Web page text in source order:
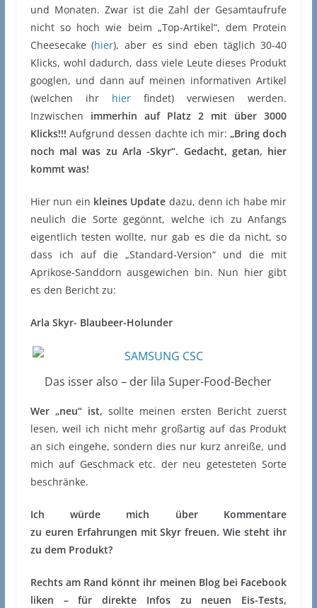
und Monaten. Zwar ist die Zahl der Gesamtaufrufe
nicht so hoch wie beim „Top-Artikel“, dem Protein
Cheesecake (hier), aber es sind eben täglich 30-40
Klicks, wohl dadurch, dass viele Leute dieses Produkt
googlen, und dann auf meinen informativen Artikel
(welchen ihr hierfindet) verwiesen werden.
Inzwischen immerhin auf Platz 2 mit über 3000
Klicks!!! Aufgrund dessen dachte ich mir: „Bring doch
noch mal was zu Arla -Skyr“. Gedacht, getan, hier
kommt was!
Hier nun ein kleines Update dazu, denn ich habe mir
neulich die Sorte gegönnt, welche ich zu Anfangs
eigentlich testen wollte, nur gab es die da nicht, so
dass ich auf die „Standard-Version“ und die mit
Aprikose-Sanddorn ausgewichen bin. Nun hier gibt
es den Bericht zu:
Arla Skyr- Blaubeer-Holunder
Das isser also – der lila Super-Food-Becher
Wer „neu“ ist, sollte meinen ersten Bericht zuerst
lesen, weil ich nicht mehr großartig auf das Produkt
an sich eingehe, sondern dies nur kurz anreiße, und
mich auf Geschmack etc. der neu getesteten Sorte
beschränke.
Ich würde mich über Kommentare
zu euren Erfahrungen mit Skyr freuen. Wie steht ihr
zu dem Produkt?
Rechts am Rand könnt ihr meinen Blog bei Facebook
liken – für direkte Infos zu neuen Eis-Tests,